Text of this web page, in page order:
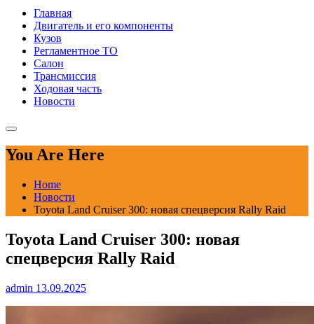
Главная
Двигатель и его компоненты
Кузов
Регламентное ТО
Салон
Трансмиссия
Ходовая часть
Новости
You Are Here
Home
Новости
Toyota Land Cruiser 300: новая спецверсия Rally Raid
Toyota Land Cruiser 300: новая
спецверсия Rally Raid
admin 13.09.2025